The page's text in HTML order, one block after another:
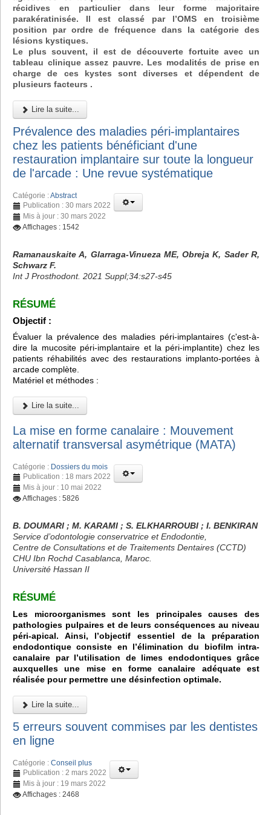
récidives en particulier dans leur forme majoritaire
parakératinisée. Il est classé par l’OMS en troisième
position par ordre de fréquence dans la catégorie des
lésions kystiques.
Le plus souvent, il est de découverte fortuite avec un
tableau clinique assez pauvre. Les modalités de prise en
charge de ces kystes sont diverses et dépendent de
plusieurs facteurs .
Lire la suite...
Prévalence des maladies péri-implantaires
chez les patients bénéficiant d'une
restauration implantaire sur toute la longueur
de l'arcade : Une revue systématique
Catégorie :Abstract
Publication : 30 mars 2022
Mis à jour : 30 mars 2022
Affichages : 1542
Ramanauskaite A, Glarraga-Vinueza ME, Obreja K, Sader R,
Schwarz F.
Int J Prosthodont. 2021 Suppl;34:s27-s45
RÉSUMÉ
Objectif :
Évaluer la prévalence des maladies péri-implantaires (c'est-à-
dire la mucosite péri-implantaire et la péri-implantite) chez les
patients réhabilités avec des restaurations implanto-portées à
arcade complète.
Matériel et méthodes :
Lire la suite...
La mise en forme canalaire : Mouvement
alternatif transversal asymétrique (MATA)
Catégorie : Dossiers du mois
Publication : 18 mars 2022
Mis à jour : 10 mai 2022
Affichages : 5826
B. DOUMARI ; M. KARAMI ; S. ELKHARROUBI ; I. BENKIRAN
Service d’odontologie conservatrice et Endodontie,
Centre de Consultations et de Traitements Dentaires (CCTD)
CHU Ibn Rochd Casablanca, Maroc.
Université Hassan II
RÉSUMÉ
Les microorganismes sont les principales causes des
pathologies pulpaires et de leurs conséquences au niveau
péri-apical. Ainsi, l’objectif essentiel de la préparation
endodontique consiste en l’élimination du biofilm intra-
canalaire par l’utilisation de limes endodontiques grâce
auxquelles une mise en forme canalaire adéquate est
réalisée pour permettre une désinfection optimale.
Lire la suite...
5 erreurs souvent commises par les dentistes
en ligne
Catégorie : Conseil plus
Publication : 2 mars 2022
Mis à jour : 19 mars 2022
Affichages : 2468